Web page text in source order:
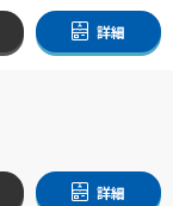
詳細
詳細